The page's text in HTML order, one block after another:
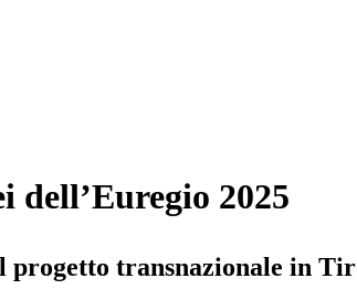
dell’Euregio 2025
transnazionale in